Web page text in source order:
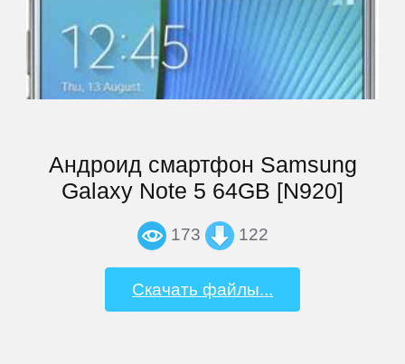
Андроид смартфон Samsung
Galaxy Note 5 64GB [N920]
173 122
Скачать файлы...